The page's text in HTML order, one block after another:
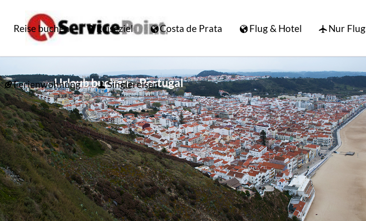
Reise buchen Reiseziel Costa de Prata Flug & Hotel Nur Flug
Ferienwohnung Singlereisen
Urlaub buchen – Portugal